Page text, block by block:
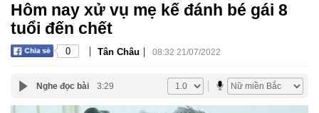
Hôm nay xử vụ mẹ kế đánh bé gái 8
tuổi đến chết
0 | Tân Châu | 08:32 21/07/2022
Nghe đọc bài 3:29